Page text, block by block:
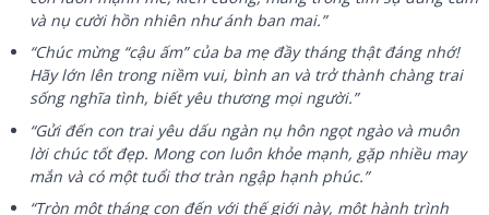
và nụ cười hồn nhiên như ánh ban mai.”
“Chúc mừng “cậu ấm” của ba mẹ đầy tháng thật đáng nhớ!
Hãy lớn lên trong niềm vui, bình an và trở thành chàng trai
sống nghĩa tình, biết yêu thương mọi người.”
“Gửi đến con trai yêu dấu ngàn nụ hôn ngọt ngào và muôn
lời chúc tốt đẹp. Mong con luôn khỏe mạnh, gặp nhiều may
mắn và có một tuổi thơ tràn ngập hạnh phúc.”
“Tròn một tháng con đến với thế giới này, một hành trình